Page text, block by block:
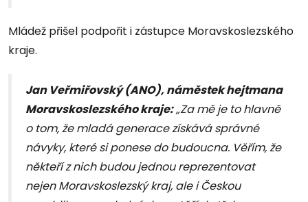
Mládež přišel podpořit i zástupce Moravskoslezského
kraje.
Jan Veřmiřovský (ANO), náměstek hejtmana
Moravskoslezského kraje:„Za mě je to hlavně
o tom, že mladá generace získává správné
návyky, které si ponese do budoucna. Věřím, že
někteří z nich budou jednou reprezentovat
nejen Moravskoslezský kraj, ale i Českou